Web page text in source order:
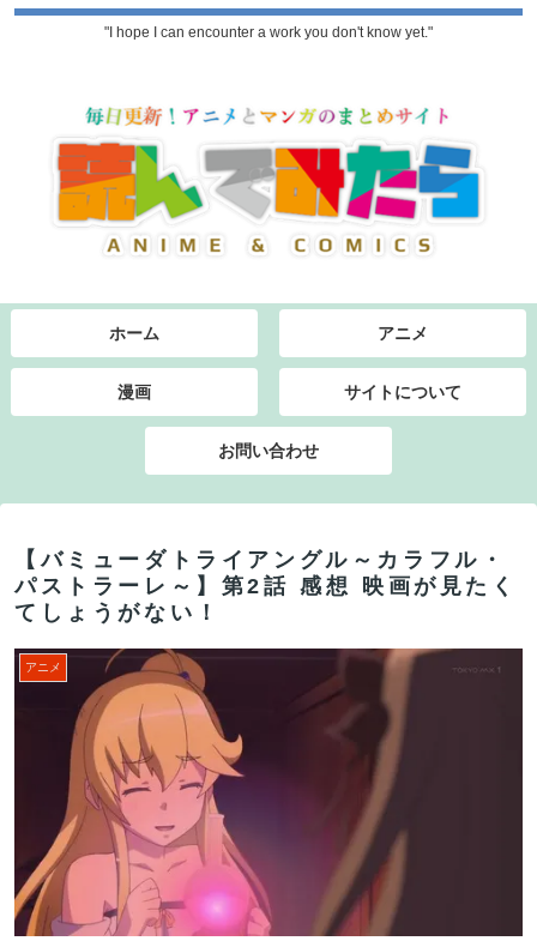
"I hope I can encounter a work you don't know yet."
ホーム アニメ
漫画 サイトについて
お問い合わせ
【バミューダトライアングル～カラフル・
パストラーレ～】第2話 感想 映画が見たく
てしょうがない！
アニメ